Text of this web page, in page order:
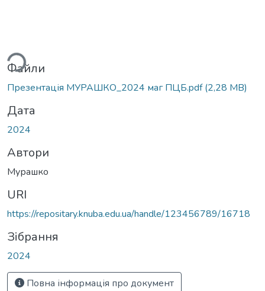
Файли
Презентація МУРАШКО_2024 маг ПЦБ.pdf(2,28 MB)
Дата
2024
Автори
Мурашко
URI
https://repositary.knuba.edu.ua/handle/123456789/16718
Зібрання
2024
Повна інформація про документ